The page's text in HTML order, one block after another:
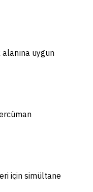
uygun
için simültane